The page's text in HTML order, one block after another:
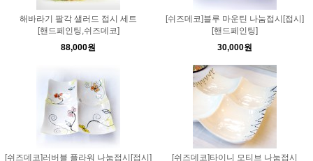
해바라기 팔각 샐러드 접시 세트
[핸드페인팅,쉬즈데코]
88,000원
[쉬즈데코]블루 마운틴 나눔접시[접시]
[핸드페인팅]
30,000원
[쉬즈데코]러버블 플라워 나눔접시[접시]
[쉬즈데코]타이니 모티브 나눔접시